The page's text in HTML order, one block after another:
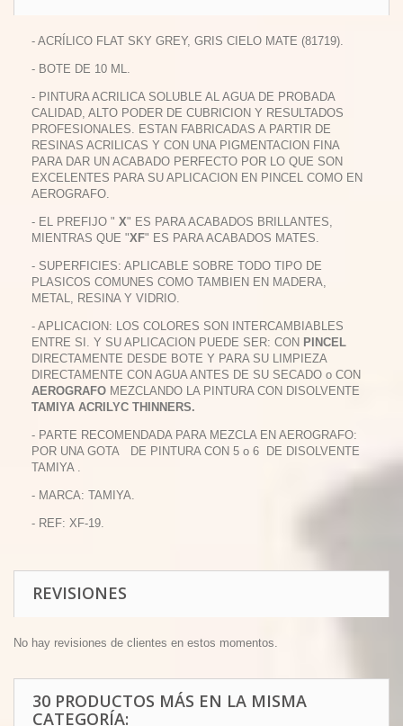
- ACRÍLICO FLAT SKY GREY, GRIS CIELO MATE (81719).
- BOTE DE 10 ML.
- PINTURA ACRILICA SOLUBLE AL AGUA DE PROBADA
CALIDAD, ALTO PODER DE CUBRICION Y RESULTADOS
PROFESIONALES. ESTAN FABRICADAS A PARTIR DE
RESINAS ACRILICAS Y CON UNA PIGMENTACION FINA
PARA DAR UN ACABADO PERFECTO POR LO QUE SON
EXCELENTES PARA SU APLICACION EN PINCEL COMO EN
AEROGRAFO.
- EL PREFIJO " X" ES PARA ACABADOS BRILLANTES,
MIENTRAS QUE "XF" ES PARA ACABADOS MATES.
- SUPERFICIES: APLICABLE SOBRE TODO TIPO DE
PLASICOS COMUNES COMO TAMBIEN EN MADERA,
METAL, RESINA Y VIDRIO.
- APLICACION: LOS COLORES SON INTERCAMBIABLES
ENTRE SI. Y SU APLICACION PUEDE SER: CON PINCEL
DIRECTAMENTE DESDE BOTE Y PARA SU LIMPIEZA
DIRECTAMENTE CON AGUA ANTES DE SU SECADO o CON
AEROGRAFO MEZCLANDO LA PINTURA CON DISOLVENTE
TAMIYA ACRILYC THINNERS.
- PARTE RECOMENDADA PARA MEZCLA EN AEROGRAFO:
POR UNA GOTA DE PINTURA CON 5 o 6 DE DISOLVENTE
TAMIYA .
- MARCA: TAMIYA.
- REF: XF-19.
REVISIONES
No hay revisiones de clientes en estos momentos.
30 PRODUCTOS MÁS EN LA MISMA
CATEGORÍA: